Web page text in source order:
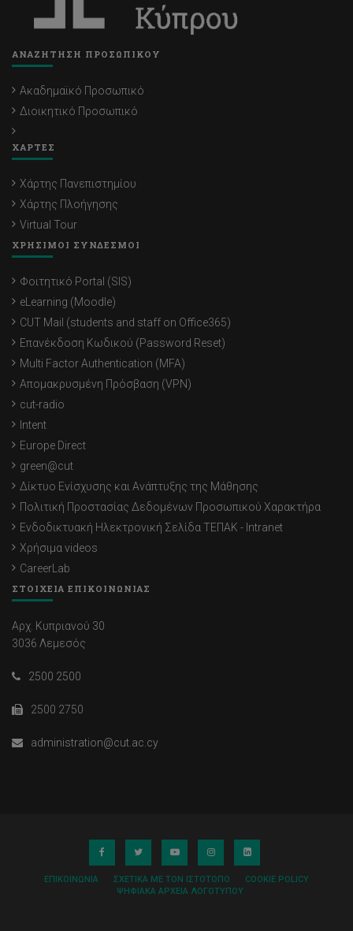
ΑΝΑΖΗΤΗΣΗ ΠΡΟΣΩΠΙΚΟΥ
Ακαδημαϊκό Προσωπικό
Διοικητικό Προσωπικό
ΧΑΡΤΕΣ
Χάρτης Πανεπιστημίου
Χάρτης Πλοήγησης
Virtual Tour
ΧΡΗΣΙΜΟΙ ΣΥΝΔΕΣΜΟΙ
Φοιτητικό Portal (SIS)
eLearning (Moodle)
CUT Mail (students and staff on Office365)
Επανέκδοση Κωδικού (Password Reset)
Multi Factor Authentication (MFA)
Απομακρυσμένη Πρόσβαση (VPN)
cut-radio
Intent
Europe Direct
green@cut
Δίκτυο Ενίσχυσης και Ανάπτυξης της Μάθησης
Πολιτική Προστασίας Δεδομένων Προσωπικού Χαρακτήρα
Ενδοδικτυακή Ηλεκτρονική Σελίδα ΤΕΠΑΚ - Intranet
Χρήσιμα videos
CareerLab
ΣΤΟΙΧΕΙΑ ΕΠΙΚΟΙΝΩΝΙΑΣ
Αρχ. Κυπριανού 30
3036 Λεμεσός
2500 2500
2500 2750
administration@cut.ac.cy
ΕΠΙΚΟΙΝΩΝΊΑ ΣΧΕΤΙΚΆ ΜΕ ΤΟΝ ΙΣΤΌΤΟΠΟ
COOKIE POLICY
ΨΗΦΙΑΚΆ ΑΡΧΕΊΑ ΛΟΓΌΤΥΠΟΥ